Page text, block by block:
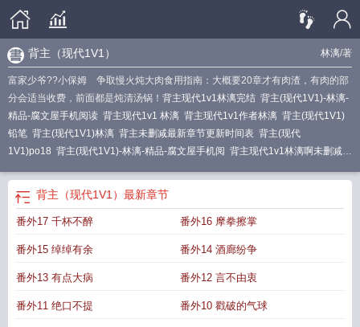
林漓/著
背主（现代1V1）
富家少爷??小保姆 争取慢火炖大肉食用指南：大概要20章才有肉渣，有肉的部
分会适当收费，前面都是炖清汤锅！ 背主现代1v1林漓完结 背主(现代1V1)-林漓-
精品-腐文屋手机阅读 背主现代1v1 林漓 背主现代1v1作者林漓 背主(现代1V1)
铅笔 背主(现代1V1)林漓 背主未删减最新章节更新时间表 背主(现代
1V1)po18 背主(现代1V1)-林漓-精品-腐文屋手机阅 背主现代1v1林漓啊未删减全
背主全文在线阅读 背得在线阅读
淋漓
背粄
背主（现代1V1） 最新章节
番外17 千杯不醉 番外16 摩拳擦掌
番外15 绰绰有余 番外14 酒廊纷争
番外13 有点大病 番外12 言不由衷
番外11 绝口不提 番外10 戳破的气球